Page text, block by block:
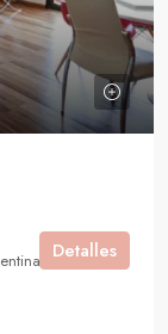
Detalles